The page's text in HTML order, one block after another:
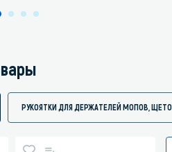
РУКОЯТКИ ДЛЯ ДЕРЖАТЕЛЕЙ МОПОВ,